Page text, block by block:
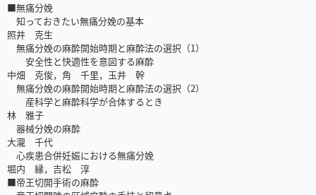
■無痛分娩
知っておきたい無痛分娩の基本
照井 克生
無痛分娩の麻酔開始時期と麻酔法の選択（1）
安全性と快適性を意図する麻酔
中畑 克俊，角 千里，玉井 幹
無痛分娩の麻酔開始時期と麻酔法の選択（2）
産科学と麻酔科学が合体するとき
林 雅子
器械分娩の麻酔
大瀧 千代
心疾患合併妊娠における無痛分娩
堀内 縁，吉松 淳
■帝王切開手術の麻酔